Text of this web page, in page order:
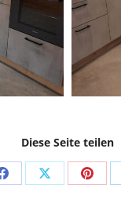
Diese Seite teilen
Share Share Share